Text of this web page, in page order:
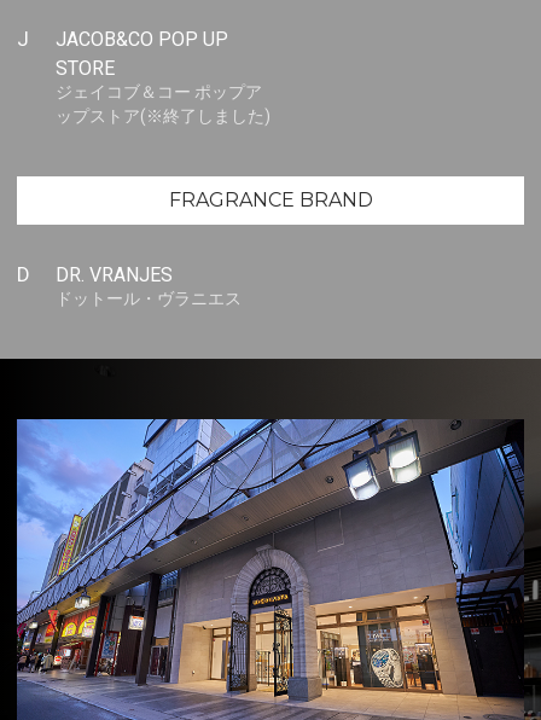
J
JACOB&CO POP UP
STORE
ジェイコブ＆コー ポップア
ップストア(※終了しました)
FRAGRANCE BRAND
D DR. VRANJES
ドットール・ヴラニエス